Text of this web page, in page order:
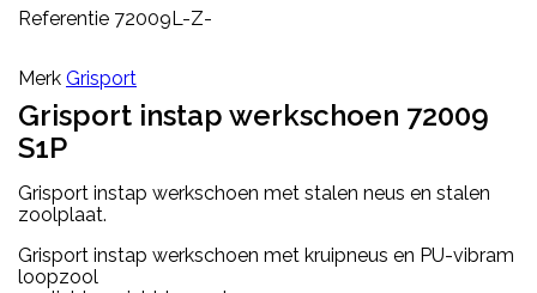
Referentie 72009L-Z-
Merk Grisport
Grisport instap werkschoen 72009
S1P
Grisport instap werkschoen met stalen neus en stalen
zoolplaat.
Grisport instap werkschoen met kruipneus en PU-vibram
loopzool